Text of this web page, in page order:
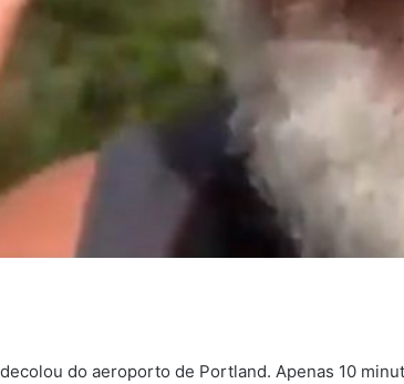
do aeroporto de Portland. Apenas 10